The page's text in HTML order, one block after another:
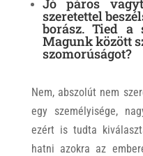
Jó páros
szeretettel
borász. Tied a
Magunk között
szomorúságot?
Nem, abszolút nem
egy személyisége,
ezért is tudta
hatni azokra az